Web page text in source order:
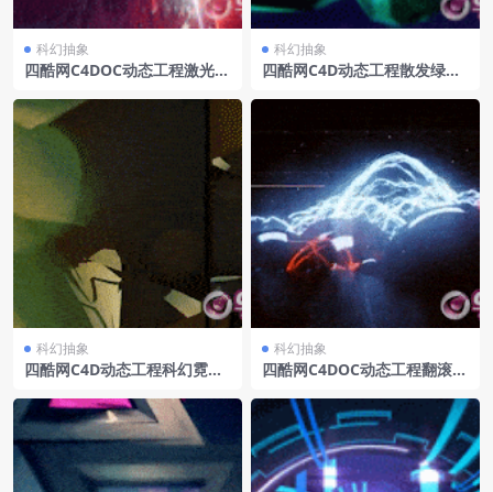
科幻抽象
四酷网C4DOC动态工程激光穿
科幻抽象
四酷网C4D动态工程散发绿光
科幻抽象
四酷网C4D动态工程科幻霓虹
科幻抽象
四酷网C4DOC动态工程翻滚的